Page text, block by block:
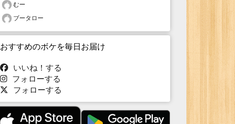
むー
ブータロー
おすすめのボケを毎日お届け
いいね！する
フォローする
フォローする